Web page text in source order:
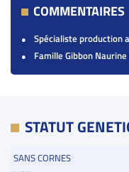
COMMENTAIRES
Spécialiste production
Famille Gibbon Naurine
STATUT
SANS CORNES